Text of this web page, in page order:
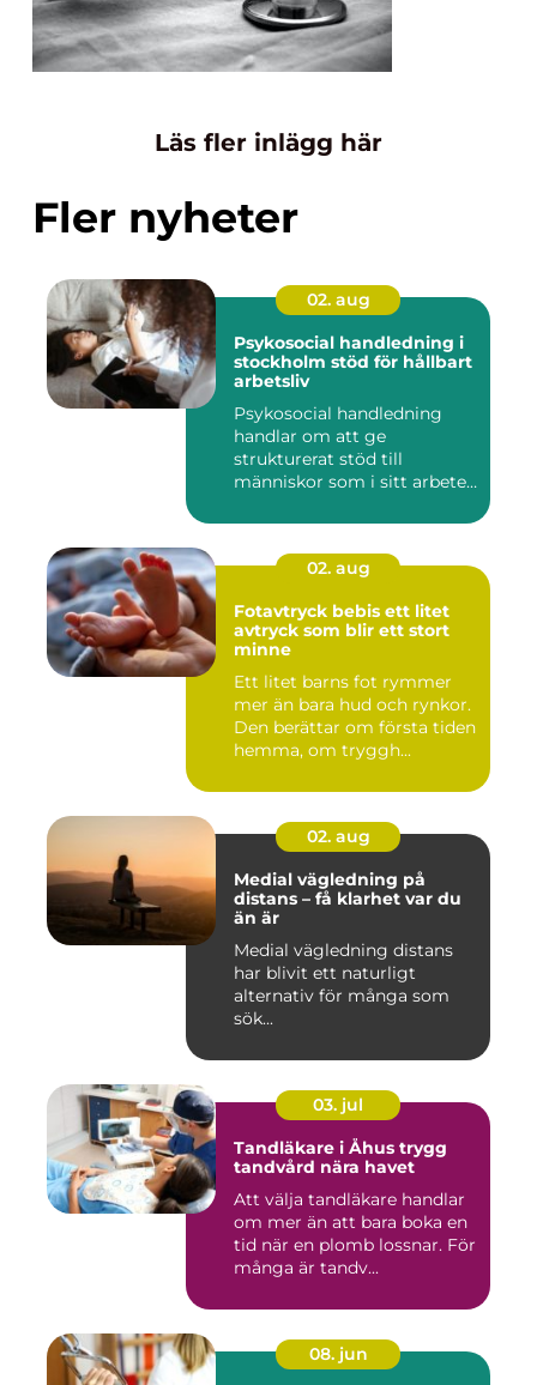
Läs fler inlägg här
Fler nyheter
02. aug
Psykosocial handledning i
stockholm stöd för hållbart
arbetsliv
Psykosocial handledning
handlar om att ge
strukturerat stöd till
människor som i sitt arbete
02. aug
Fotavtryck bebis ett litet
avtryck som blir ett stort
minne
Ett litet barns fot rymmer
mer än bara hud och rynkor.
Den berättar om första tiden
hemma, om tryggh...
02. aug
Medial vägledning på
distans – få klarhet var du
än är
Medial vägledning distans
har blivit ett naturligt
alternativ för många som
sök...
03. jul
Tandläkare i Åhus trygg
tandvård nära havet
Att välja tandläkare handlar
om mer än att bara boka en
tid när en plomb lossnar. För
många är tandv...
08. jun